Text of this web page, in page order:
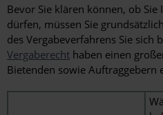
Bevor Sie klären können, ob
dürfen, müssen Sie
des Vergabeverfahrens Sie sich
Vergaberecht haben einen
Bietenden sowie Auftraggebern